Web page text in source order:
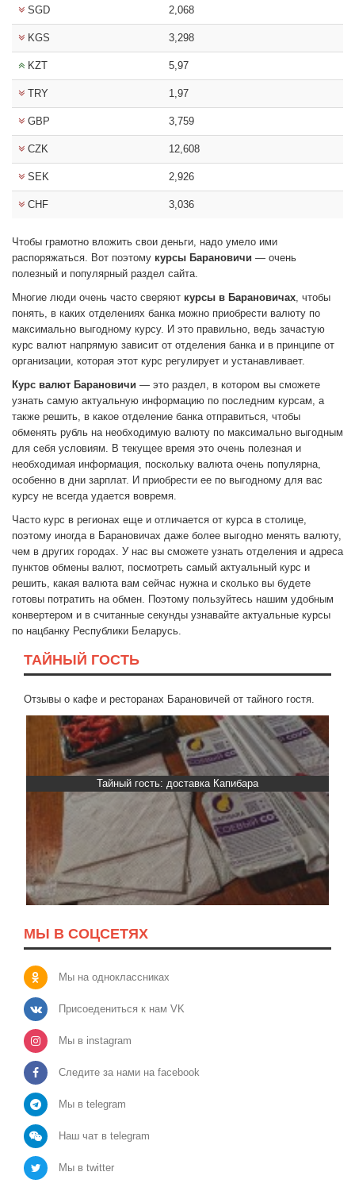
SGD 2,068
KGS 3,298
KZT 5,97
TRY 1,97
GBP 3,759
CZK 12,608
SEK 2,926
CHF 3,036
Чтобы грамотно вложить свои деньги, надо умело ими
распоряжаться. Вот поэтому курсы Барановичи — очень
полезный и популярный раздел сайта.
Многие люди очень часто сверяют курсы в Барановичах, чтобы
понять, в каких отделениях банка можно приобрести валюту по
максимально выгодному курсу. И это правильно, ведь зачастую
курс валют напрямую зависит от отделения банка и в принципе от
организации, которая этот курс регулирует и устанавливает.
Курс валют Барановичи — это раздел, в котором вы сможете
узнать самую актуальную информацию по последним курсам, а
также решить, в какое отделение банка отправиться, чтобы
обменять рубль на необходимую валюту по максимально выгодным
для себя условиям. В текущее время это очень полезная и
необходимая информация, поскольку валюта очень популярна,
особенно в дни зарплат. И приобрести ее по выгодному для вас
курсу не всегда удается вовремя.
Часто курс в регионах еще и отличается от курса в столице,
поэтому иногда в Барановичах даже более выгодно менять валюту,
чем в других городах. У нас вы сможете узнать отделения и адреса
пунктов обмены валют, посмотреть самый актуальный курс и
решить, какая валюта вам сейчас нужна и сколько вы будете
готовы потратить на обмен. Поэтому пользуйтесь нашим удобным
конвертером и в считанные секунды узнавайте актуальные курсы
по нацбанку Республики Беларусь.
ТАЙНЫЙ ГОСТЬ
Отзывы о кафе и ресторанах Барановичей от тайного гостя.
Тайный гость: доставка Капибара
МЫ В СОЦСЕТЯХ
Мы на одноклассниках
Присоедениться к нам VK
Мы в instagram
Следите за нами на facebook
Мы в telegram
Наш чат в telegram
Мы в twitter